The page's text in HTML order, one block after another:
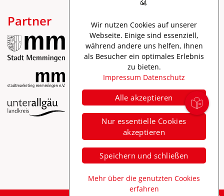
Partner
Impressum
Datenschutz
Barrierefreiheit
Wir nutzen Cookies auf unserer
Webseite. Einige sind essenziell,
während andere uns helfen, Ihnen
als Besucher ein optimales Erlebnis
zu bieten.
Impressum Datenschutz
Alle akzeptieren
Nur essentielle Cookies
akzeptieren
Speichern und schließen
Mehr über die genutzten Cookies
erfahren